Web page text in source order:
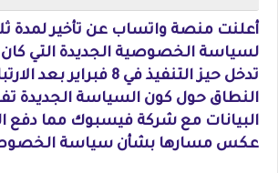
أعلنت منصة واتساب عن تأخير لمدة
لسياسة الخصوصية الجديدة التي كان
تدخل حيز التنفيذ في 8
النطاق حول كون السياسة الجديدة
البيانات مع شركة فيسبوك مما دفع
عكس مسارها بشأن سياسة